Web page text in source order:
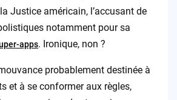
Justice américain, l’accusant de
notamment pour sa
apps. Ironique, non ?
probablement destinée à
et à se conformer aux règles,